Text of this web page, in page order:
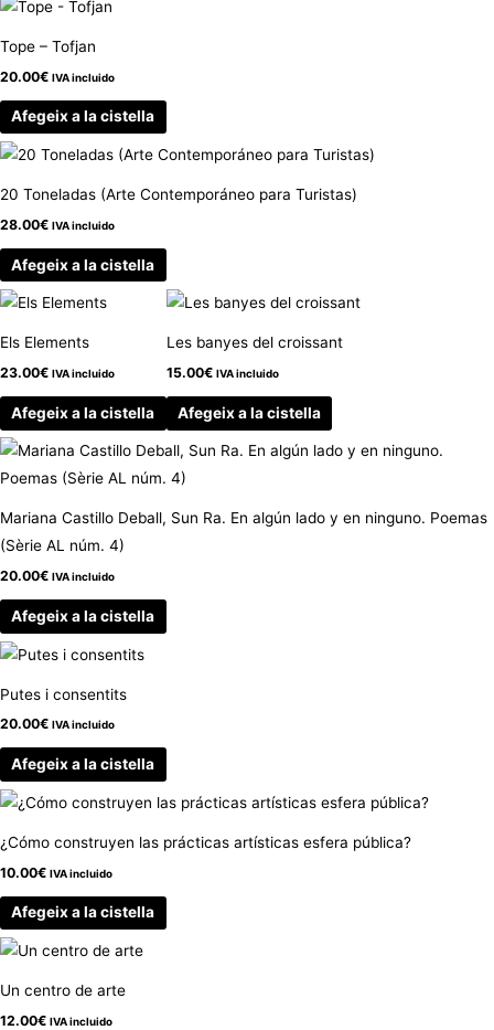
Tope – Tofjan
20.00€ IVA incluido
Afegeix a la cistella
20 Toneladas (Arte Contemporáneo para Turistas)
28.00€ IVA incluido
Afegeix a la cistella
Els Elements
23.00€ IVA incluido
Afegeix a la cistella
Les banyes del croissant
15.00€ IVA incluido
Afegeix a la cistella
Mariana Castillo Deball, Sun Ra. En algún lado y en ninguno. Poemas
(Sèrie AL núm. 4)
20.00€ IVA incluido
Afegeix a la cistella
Putes i consentits
20.00€ IVA incluido
Afegeix a la cistella
¿Cómo construyen las prácticas artísticas esfera pública?
10.00€ IVA incluido
Afegeix a la cistella
Un centro de arte
12.00€ IVA incluido